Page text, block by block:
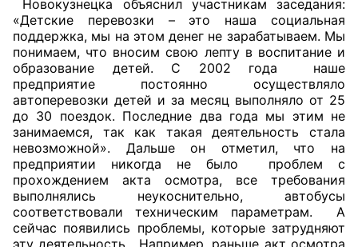
Новокузнецка объяснил участникам заседания:
«Детские перевозки – это наша социальная
поддержка, мы на этом денег не зарабатываем. Мы
понимаем, что вносим свою лепту в воспитание и
образование детей. С 2002 года наше
предприятие постоянно осуществляло
автоперевозки детей и за месяц выполняло от 25
до 30 поездок. Последние два года мы этим не
занимаемся, так как такая деятельность стала
невозможной». Дальше он отметил, что на
предприятии никогда не было проблем с
прохождением акта осмотра, все требования
выполнялись неукоснительно, автобусы
соответствовали техническим параметрам. А
сейчас появились проблемы, которые затрудняют
эту деятельность. Например, раньше акт осмотра